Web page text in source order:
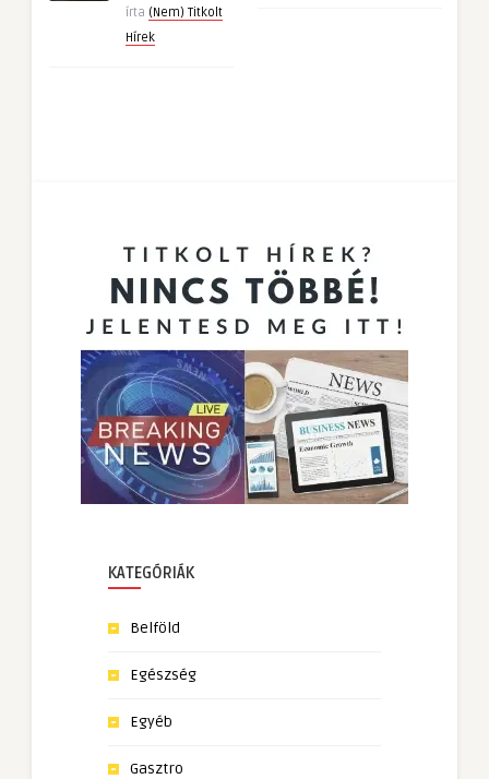
írta (Nem) Titkolt
Hírek
KATEGÓRIÁK
Belföld
Egészség
Egyéb
Gasztro